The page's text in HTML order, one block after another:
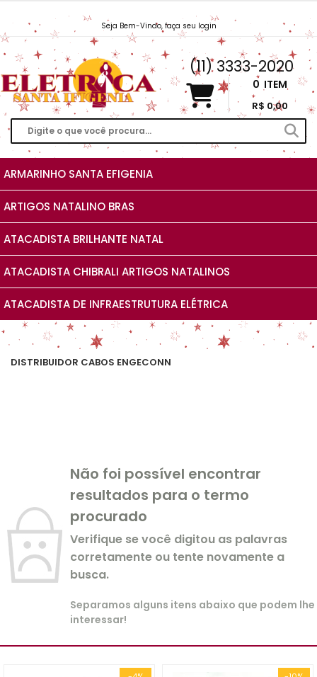
Seja Bem-Vindo, faça seu login
Vendas@EletricaSantaIfigenia.com.br
(11) 3333-2020
0 ITEM
R$ 0,00
ARMARINHO SANTA EFIGENIA
ARTIGOS NATALINO BRAS
ATACADISTA BRILHANTE NATAL
ATACADISTA CHIBRALI ARTIGOS NATALINOS
ATACADISTA DE INFRAESTRUTURA ELÉTRICA
DISTRIBUIDOR CABOS ENGECONN
Não foi possível encontrar
resultados para o termo
procurado
Verifique se você digitou as palavras
corretamente ou tente novamente a
busca.
Separamos alguns itens abaixo que podem lhe
interessar!